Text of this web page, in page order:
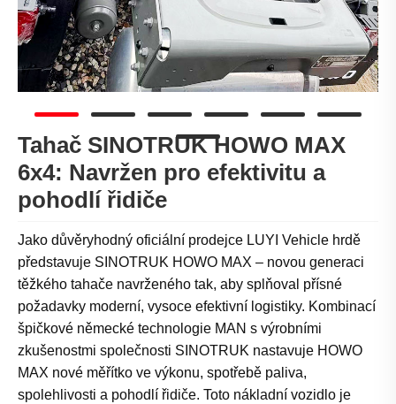
Tahač SINOTRUK HOWO MAX
6x4: Navržen pro efektivitu a
pohodlí řidiče
Jako důvěryhodný oficiální prodejce LUYI Vehicle hrdě
představuje SINOTRUK HOWO MAX – novou generaci
těžkého tahače navrženého tak, aby splňoval přísné
požadavky moderní, vysoce efektivní logistiky. Kombinací
špičkové německé technologie MAN s výrobními
zkušenostmi společnosti SINOTRUK nastavuje HOWO
MAX nové měřítko ve výkonu, spotřebě paliva,
spolehlivosti a pohodlí řidiče. Toto nákladní vozidlo je